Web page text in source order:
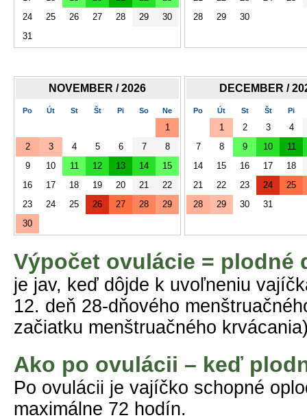
24
25 26 27 28 29
30
31
28
29 30
NOVEMBER / 2026
Po Út St Št Pi So Ne
1
2
3 4 5 6 7
8
9
10 11 12 13 14
15
16
17 18 19 20 21
22
23
24 25 26 27 28
29
30
DECEMBER /
Po Út St Št Pi
1 2 3
4
7
8 9 10
11
14
15 16 17
18
21
22 23 24
25
28
29 30 31
Výpočet ovulácie = plodné
je jav, keď dôjde k uvoľneniu
12. deň 28-dňového
začiatku menštruačného
Ako po ovulácii – keď
Po ovulácii je vajíčko schopné
maximálne 72 hodín.